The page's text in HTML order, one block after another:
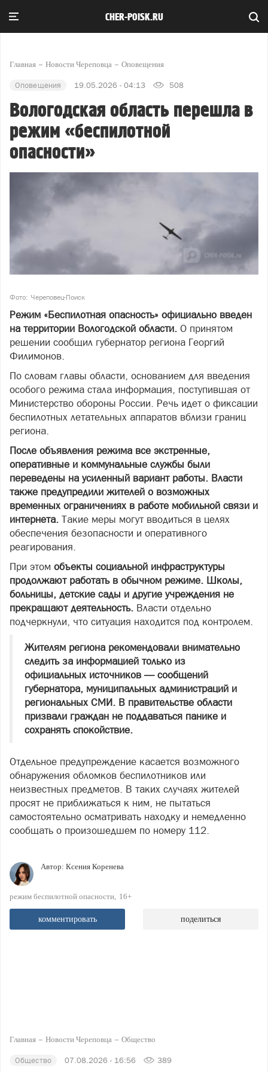
CHER-POISK.RU
Главная Новости Череповца Оповещения
Оповещения 19.05.2026 - 04:13 508
Вологодская область перешла в
режим «беспилотной
опасности»
Фото: Череповец-Поиск
Режим «Беспилотная опасность» официально введен
на территории Вологодской области. О принятом
решении сообщил губернатор региона Георгий
Филимонов.
По словам главы области, основанием для введения
особого режима стала информация, поступившая от
Министерство обороны России. Речь идет о фиксации
беспилотных летательных аппаратов вблизи границ
региона.
После объявления режима все экстренные,
оперативные и коммунальные службы были
переведены на усиленный вариант работы. Власти
также предупредили жителей о возможных
временных ограничениях в работе мобильной связи и
интернета. Такие меры могут вводиться в целях
обеспечения безопасности и оперативного
реагирования.
При этом объекты социальной инфраструктуры
продолжают работать в обычном режиме. Школы,
больницы, детские сады и другие учреждения не
прекращают деятельность. Власти отдельно
подчеркнули, что ситуация находится под контролем.
Жителям региона рекомендовали внимательно
следить за информацией только из
официальных источников — сообщений
губернатора, муниципальных администраций и
региональных СМИ. В правительстве области
призвали граждан не поддаваться панике и
сохранять спокойствие.
Отдельное предупреждение касается возможного
обнаружения обломков беспилотников или
неизвестных предметов. В таких случаях жителей
просят не приближаться к ним, не пытаться
самостоятельно осматривать находку и немедленно
сообщать о произошедшем по номеру 112.
Автор: Ксения Коренева
режим беспилотной опасности 16+
комментировать поделиться
Главная Новости Череповца Общество
Общество 07.08.2026 - 16:56 389